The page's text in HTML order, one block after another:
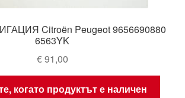
Citroën Peugeot 9656690880
6563YK
€91,00
когато продуктът е наличен